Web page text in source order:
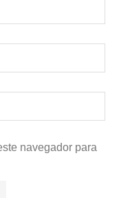
navegador para